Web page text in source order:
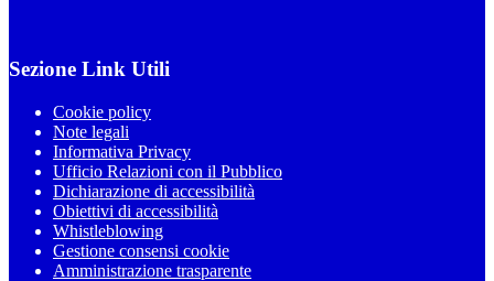
Sezione Link Utili
Cookie policy
Note legali
Informativa Privacy
Ufficio Relazioni con il Pubblico
Dichiarazione di accessibilità
Obiettivi di accessibilità
Whistleblowing
Gestione consensi cookie
Amministrazione trasparente